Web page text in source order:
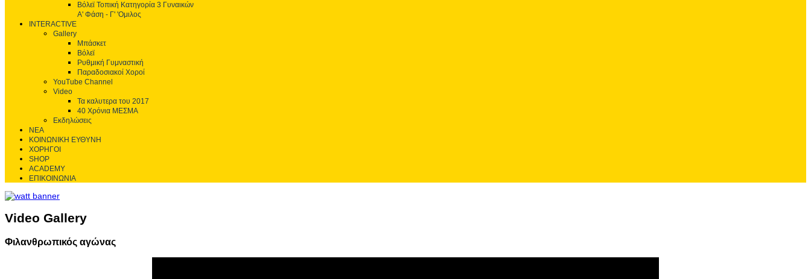
Βόλεϊ Τοπική Κατηγορία 3 Γυναικών
Α' Φάση - Γ' 'Ομιλος
INTERACTIVE
Gallery
Μπάσκετ
Βόλεϊ
Ρυθμική Γυμναστική
Παραδοσιακοί Χοροί
YouTube Channel
Video
Τα καλυτερα του 2017
40 Χρόνια ΜΕΣΜΑ
Εκδηλώσεις
ΝΕΑ
ΚΟΙΝΩΝΙΚΗ ΕΥΘΥΝΗ
ΧΟΡΗΓΟΙ
SHOP
ACADEMY
ΕΠΙΚΟΙΝΩΝΙΑ
Video Gallery
Φιλανθρωπικός αγώνας